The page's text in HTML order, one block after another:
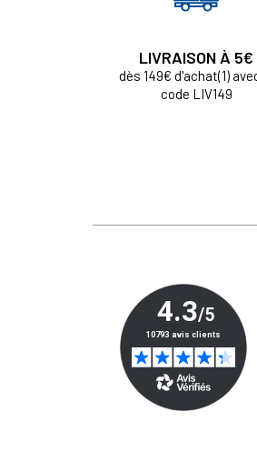
LIVRAISON À 5€
dès 149€ d'achat(1)
code LIV149